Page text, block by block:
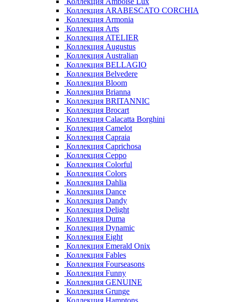
Коллекция ARABESCATO CORCHIA
Коллекция Armonia
Коллекция Arts
Коллекция ATELIER
Коллекция Augustus
Коллекция Australian
Коллекция BELLAGIO
Коллекция Belvedere
Коллекция Bloom
Коллекция Brianna
Коллекция BRITANNIC
Коллекция Brocart
Коллекция Calacatta Borghini
Коллекция Camelot
Коллекция Capraia
Коллекция Caprichosa
Коллекция Ceppo
Коллекция Colorful
Коллекция Colors
Коллекция Dahlia
Коллекция Dance
Коллекция Dandy
Коллекция Delight
Коллекция Duma
Коллекция Dynamic
Коллекция Eight
Коллекция Emerald Onix
Коллекция Fables
Коллекция Fourseasons
Коллекция Funny
Коллекция GENUINE
Коллекция Grunge
Коллекция Hamptons